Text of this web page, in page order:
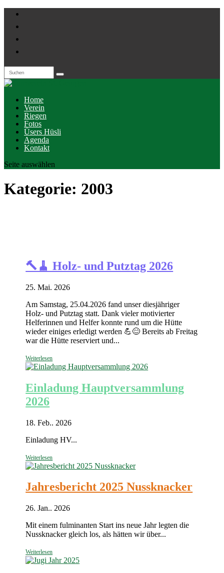
Home
Verein
Riegen
Fotos
Üsers Hüsli
Agenda
Kontakt
Seite auswählen
Kategorie: 2003
🔨🧹 Holz- und Putztag 2026
25. Mai. 2026
Am Samstag, 25.04.2026 fand unser diesjähriger
Holz- und Putztag statt. Dank vieler motivierter
Helferinnen und Helfer konnte rund um die Hütte
wieder einiges erledigt werden 💪😊 Bereits ab Freitag
war die Hütte reserviert und...
Weiterlesen
Einladung Hauptversammlung
2026
18. Feb.. 2026
Einladung HV...
Weiterlesen
Jahresbericht 2025 Nussknacker
26. Jan.. 2026
Mit einem fulminanten Start ins neue Jahr legten die
Nussknacker gleich los, als hätten wir über...
Weiterlesen